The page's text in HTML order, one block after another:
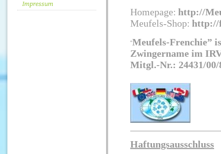
Impressum
Homepage: http://
Meufels-Shop: http://
“Meufels-Frenchie”
Zwingername im
Mitgl.-Nr.: 24431/00/
Haftungsausschluss